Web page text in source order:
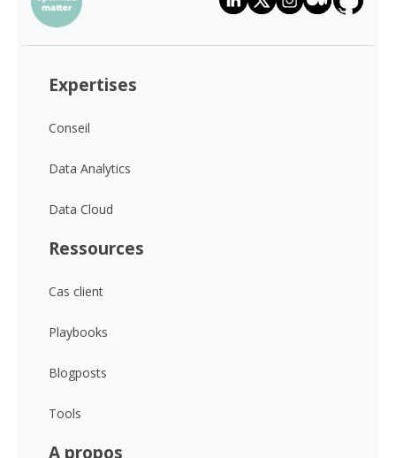
Expertises
Conseil
Data Analytics
Data Cloud
Ressources
Cas client
Playbooks
Blogposts
Tools
A propos